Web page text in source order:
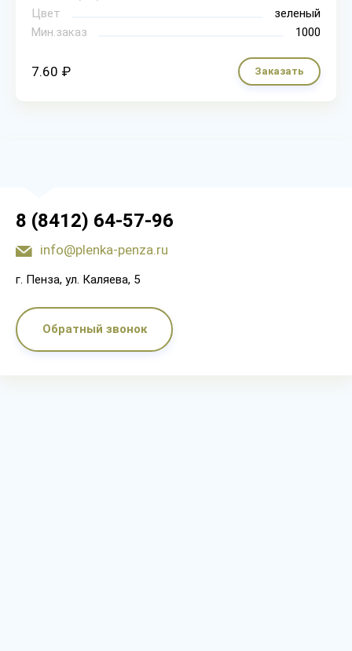
Цвет
зеленый
Мин.заказ
1000
7.60 ₽ Заказать
8 (8412) 64-57-96
info@plenka-penza.ru
г. Пенза, ул. Каляева, 5
Обратный звонок